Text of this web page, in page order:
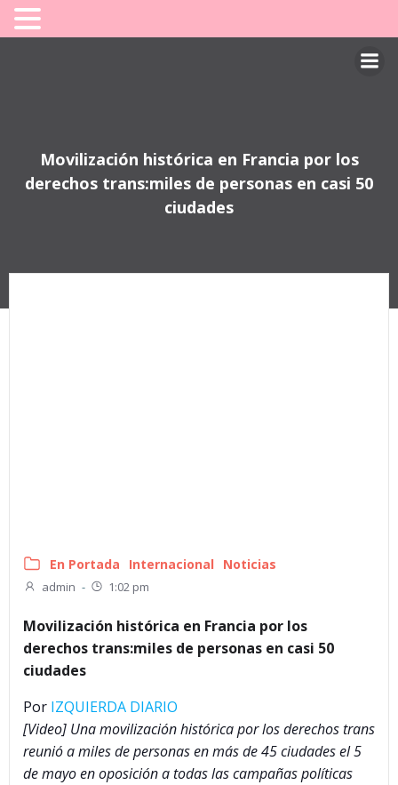
Movilización histórica en Francia por los
derechos trans:miles de personas en casi 50
ciudades
En Portada Internacional Noticias
admin - 1:02 pm
Movilización histórica en Francia por los
derechos trans:miles de personas en casi 50
ciudades
Por IZQUIERDA DIARIO
[Video] Una movilización histórica por los derechos trans
reunió a miles de personas en más de 45 ciudades el 5
de mayo en oposición a todas las campañas políticas